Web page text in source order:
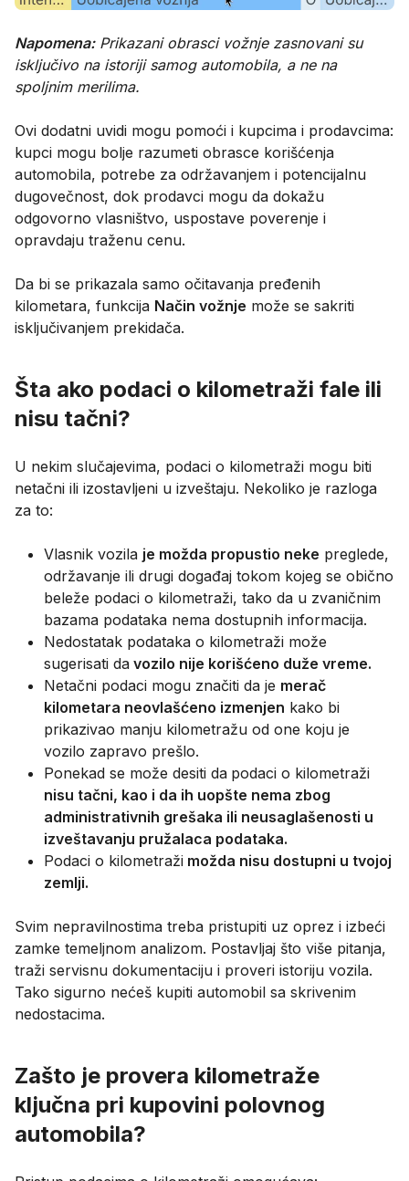
Napomena:Prikazani obrasci vožnje zasnovani su
isključivo na istoriji samog automobila, a ne na
spoljnim merilima.
Ovi dodatni uvidi mogu pomoći i kupcima i prodavcima:
kupci mogu bolje razumeti obrasce korišćenja
automobila, potrebe za održavanjem i potencijalnu
dugovečnost, dok prodavci mogu da dokažu
odgovorno vlasništvo, uspostave poverenje i
opravdaju traženu cenu.
Da bi se prikazala samo očitavanja pređenih
kilometara, funkcija Način vožnje može se sakriti
isključivanjem prekidača.
Šta ako podaci o kilometraži fale ili
nisu tačni?
U nekim slučajevima, podaci o kilometraži mogu biti
netačni ili izostavljeni u izveštaju. Nekoliko je razloga
za to:
Vlasnik vozila je možda propustio neke preglede,
održavanje ili drugi događaj tokom kojeg se obično
beleže podaci o kilometraži, tako da u zvaničnim
bazama podataka nema dostupnih informacija.
Nedostatak podataka o kilometraži može
sugerisati da vozilo nije korišćeno duže vreme.
Netačni podaci mogu značiti da je merač
kilometara neovlašćeno izmenjen kako bi
prikazivao manju kilometražu od one koju je
vozilo zapravo prešlo.
Ponekad se može desiti da podaci o kilometraži
nisu tačni, kao i da ih uopšte nema zbog
administrativnih grešaka ili neusaglašenosti u
izveštavanju pružalaca podataka.
Podaci o kilometraži možda nisu dostupni u tvojoj
zemlji.
Svim nepravilnostima treba pristupiti uz oprez i izbeći
zamke temeljnom analizom. Postavljaj što više pitanja,
traži servisnu dokumentaciju i proveri istoriju vozila.
Tako sigurno nećeš kupiti automobil sa skrivenim
nedostacima.
Zašto je provera kilometraže
ključna pri kupovini polovnog
automobila?